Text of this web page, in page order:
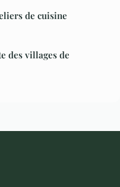
de cuisine
des villages de